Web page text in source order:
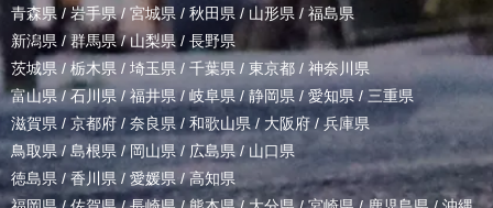
青森県 / 岩手県/ 宮城県 / 秋田県 / 山形県/ 福島県
新潟県 /群馬県/山梨県 / 長野県
茨城県 / 栃木県 / 埼玉県 / 千葉県 / 東京都 / 神奈川県
富山県 /石川県/福井県/岐阜県 / 静岡県 / 愛知県 / 三重県
滋賀県 / 京都府 / 奈良県 / 和歌山県/ 大阪府 /兵庫県
鳥取県/ 島根県 /岡山県/ 広島県 / 山口県
徳島県 /香川県 / 愛媛県/高知県